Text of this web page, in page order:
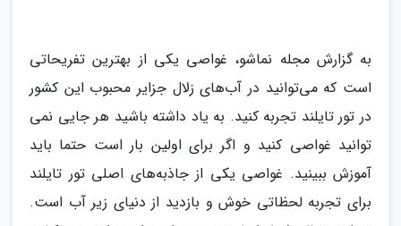
به گزارش مجله نماشو، غواصی یکی از بهترین تفریحاتی
است که می‌توانید در آب‌های زلال جزایر محبوب این کشور
در تور تایلند تجربه کنید. به یاد داشته باشید هر جایی نمی
توانید غواصی کنید و اگر برای اولین بار است حتما باید
آموزش ببینید. غواصی یکی از جاذبه‌های اصلی تور تایلند
برای تجربه لحظاتی خوش و بازدید از دنیای زیر آب است.